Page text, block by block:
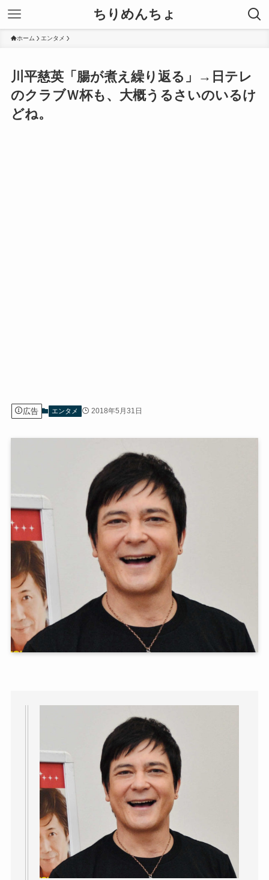
ちりめんちょ
ホーム エンタメ
川平慈英「腸が煮え繰り返る」→日テレ
のクラブＷ杯も、大概うるさいのいるけ
どね。
広告 エンタメ 2018年5月31日